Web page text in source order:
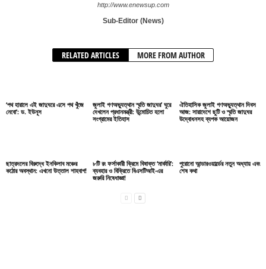
http://www.enewsup.com
Sub-Editor (News)
RELATED ARTICLES MORE FROM AUTHOR
‘পথ হারালে এই জাদুঘরে এসে পথ খুঁজে
নেবো’: ড. ইউনূস
জুলাই গণঅভ্যুত্থান স্মৃতি জাদুঘর’ ঘুরে
দেখলেন প্রধানমন্ত্রী: উন্মোচিত হলো
সংগ্রামের ইতিহাস
ঐতিহাসিক জুলাই গণঅভ্যুত্থান দিবস
আজ: সারাদেশে ছুটি ও স্মৃতি জাদুঘর
উদ্বোধনসহ ব্যপক আয়োজন
ছাত্রদলের বিরুদ্ধে ইনকিলাব মঞ্চের
কঠোর অবস্থান: এখনো উত্তাল শাহবাগ!
৮টি রং ফর্সাকারী ক্রিমে বিষাক্ত ‘মার্কারি’:
ব্যবহার ও বিক্রিতে বিএসটিআই-এর
জরুরি নিষেধাজ্ঞা!
পুরোনো আন্ডারওয়ার্ল্ডের নতুন অধ্যায় এবং
শেষ কথা